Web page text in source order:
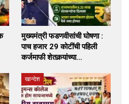
मुख्यमंत्री फडणवीसांची घोषणा :
पाच हजार 29 कोटींची पहिली
कर्जमाफी शेतकर्‍यांच्या…
खान्देश